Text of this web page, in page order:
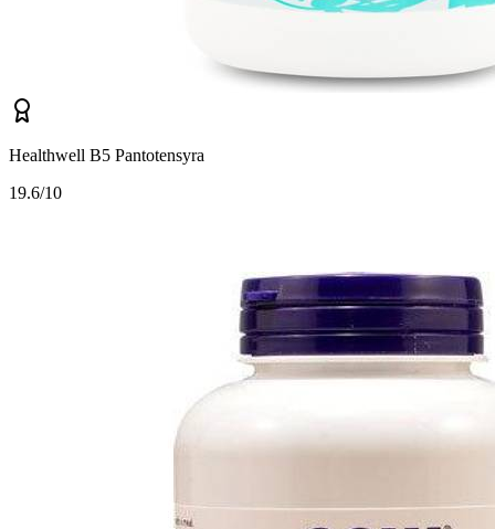
Healthwell B5 Pantotensyra
19.6/10